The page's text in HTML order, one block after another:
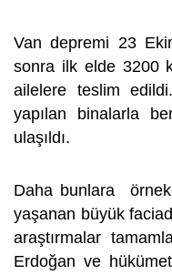
Van depremi 23
sonra ilk elde 3200
ailelere teslim
yapılan binalarla
ulaşıldı.
Daha bunlara
yaşanan büyük
araştırmalar
Erdoğan ve